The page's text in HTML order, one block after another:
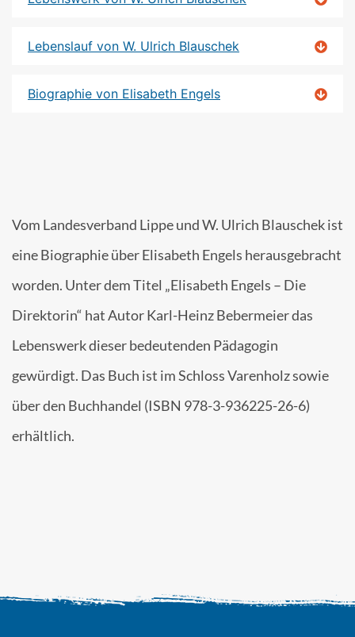
Lebenslauf von W. Ulrich Blauschek
Biographie von Elisabeth Engels
Vom Landesverband Lippe und W. Ulrich Blauschek ist
eine Biographie über Elisabeth Engels herausgebracht
worden. Unter dem Titel „Elisabeth Engels – Die
Direktorin“ hat Autor Karl-Heinz Bebermeier das
Lebenswerk dieser bedeutenden Pädagogin
gewürdigt. Das Buch ist im Schloss Varenholz sowie
über den Buchhandel (ISBN 978-3-936225-26-6)
erhältlich.